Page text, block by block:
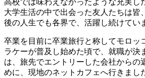
大学生活の中で出会った友人たちは皆
後の人生でも各界で、活躍し続けてい
卒業を目前に卒業旅行と称してモロッ
ラケーが普及し始めた頃で、就職が決
は、旅先でエントリーした会社からの
めに、現地のネットカフェへ行きまし